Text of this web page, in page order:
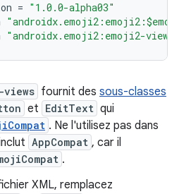
= "1.0.0-alpha03"
"androidx.emoji2:emoji2-
views fournit des sous-classes
et EditText qui
. Ne l'utilisez pas dans
AppCompat , car il
.
XML, remplacez